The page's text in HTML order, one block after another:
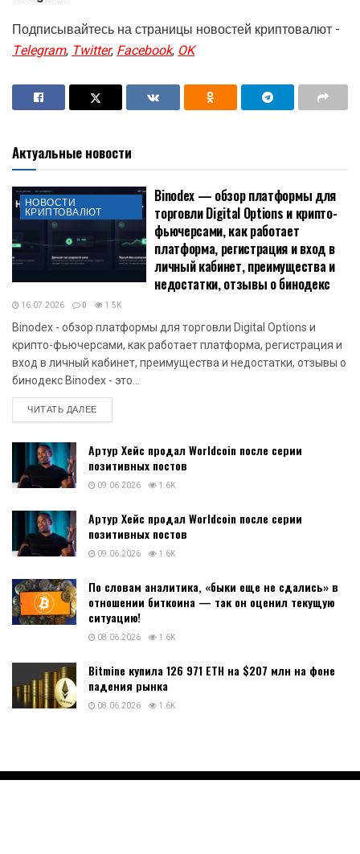
Подписывайтесь на страницы новостей криптовалют -
Telegram, Twitter, Facebook, OK
Актуальные новости
НОВОСТИ
КРИПТОВАЛЮТ
Binodex — обзор платформы для
торговли Digital Options и крипто-
фьючерсами, как работает
платформа, регистрация и вход в
личный кабинет, преимущества и
недостатки, отзывы о бинодекс
16.07.2026 0 1.5K
Binodex - обзор платформы для торговли Digital Options и
крипто-фьючерсами, как работает платформа, регистрация и
вход в личный кабинет, преимущества и недостатки, отзывы о
бинодекс Binodex - это...
ЧИТАТЬ ДАЛЕЕDETAILS
Артур Хейс продал Worldcoin после серии
позитивных постов
09.06.2026 1.6K
Артур Хейс продал Worldcoin после серии
позитивных постов
09.06.2026 1.6K
По словам аналитика, «быки еще не сдались» в
отношении биткоина — так он оценил текущую
ситуацию!
08.06.2026 1.6K
Bitmine купила 126 971 ETH на $207 млн на фоне
падения рынка
08.06.2026 1.6K